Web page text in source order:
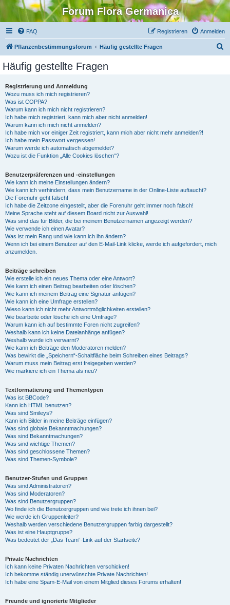
Forum Flora Germanica
FAQ Anmelden
Registrieren
Pflanzenbestimmungsforum Häufig gestellte Fragen
Häufig gestellte Fragen
Registrierung und Anmeldung
Wozu muss ich mich registrieren?
Was ist COPPA?
Warum kann ich mich nicht registrieren?
Ich habe mich registriert, kann mich aber nicht anmelden!
Warum kann ich mich nicht anmelden?
Ich habe mich vor einiger Zeit registriert, kann mich aber nicht mehr anmelden?!
Ich habe mein Passwort vergessen!
Warum werde ich automatisch abgemeldet?
Wozu ist die Funktion „Alle Cookies löschen“?
Benutzerpräferenzen und -einstellungen
Wie kann ich meine Einstellungen ändern?
Wie kann ich verhindern, dass mein Benutzername in der Online-Liste auftaucht?
Die Forenuhr geht falsch!
Ich habe die Zeitzone eingestellt, aber die Forenuhr geht immer noch falsch!
Meine Sprache steht auf diesem Board nicht zur Auswahl!
Was sind das für Bilder, die bei meinem Benutzernamen angezeigt werden?
Wie verwende ich einen Avatar?
Was ist mein Rang und wie kann ich ihn ändern?
Wenn ich bei einem Benutzer auf den E-Mail-Link klicke, werde ich aufgefordert, mich
anzumelden.
Beiträge schreiben
Wie erstelle ich ein neues Thema oder eine Antwort?
Wie kann ich einen Beitrag bearbeiten oder löschen?
Wie kann ich meinem Beitrag eine Signatur anfügen?
Wie kann ich eine Umfrage erstellen?
Wieso kann ich nicht mehr Antwortmöglichkeiten erstellen?
Wie bearbeite oder lösche ich eine Umfrage?
Warum kann ich auf bestimmte Foren nicht zugreifen?
Weshalb kann ich keine Dateianhänge anfügen?
Weshalb wurde ich verwarnt?
Wie kann ich Beiträge den Moderatoren melden?
Was bewirkt die „Speichern“-Schaltfläche beim Schreiben eines Beitrags?
Warum muss mein Beitrag erst freigegeben werden?
Wie markiere ich ein Thema als neu?
Textformatierung und Thementypen
Was ist BBCode?
Kann ich HTML benutzen?
Was sind Smileys?
Kann ich Bilder in meine Beiträge einfügen?
Was sind globale Bekanntmachungen?
Was sind Bekanntmachungen?
Was sind wichtige Themen?
Was sind geschlossene Themen?
Was sind Themen-Symbole?
Benutzer-Stufen und Gruppen
Was sind Administratoren?
Was sind Moderatoren?
Was sind Benutzergruppen?
Wo finde ich die Benutzergruppen und wie trete ich ihnen bei?
Wie werde ich Gruppenleiter?
Weshalb werden verschiedene Benutzergruppen farbig dargestellt?
Was ist eine Hauptgruppe?
Was bedeutet der „Das Team“-Link auf der Startseite?
Private Nachrichten
Ich kann keine Privaten Nachrichten verschicken!
Ich bekomme ständig unerwünschte Private Nachrichten!
Ich habe eine Spam-E-Mail von einem Mitglied dieses Forums erhalten!
Freunde und ignorierte Mitglieder